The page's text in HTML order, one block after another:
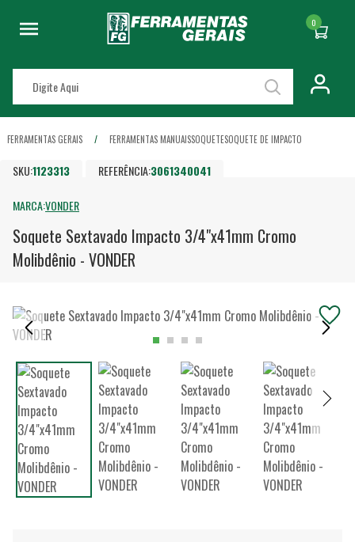
0
FERRAMENTAS GERAIS FERRAMENTAS MANUAISSOQUETESOQUETE DE IMPACTO
SKU:1123313 REFERÊNCIA:3061340041
MARCA:VONDER
Soquete Sextavado Impacto 3/4"x41mm Cromo
Molibdênio - VONDER